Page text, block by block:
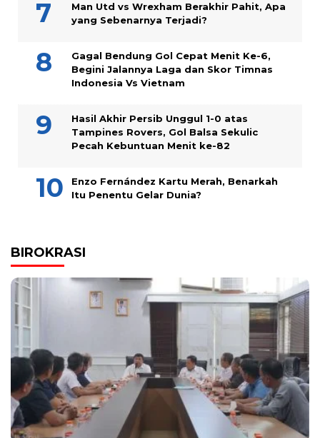
Man Utd vs Wrexham Berakhir Pahit, Apa
yang Sebenarnya Terjadi?
Gagal Bendung Gol Cepat Menit Ke-6,
Begini Jalannya Laga dan Skor Timnas
Indonesia Vs Vietnam
Hasil Akhir Persib Unggul 1-0 atas
Tampines Rovers, Gol Balsa Sekulic
Pecah Kebuntuan Menit ke-82
Enzo Fernández Kartu Merah, Benarkah
Itu Penentu Gelar Dunia?
BIROKRASI